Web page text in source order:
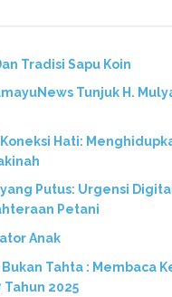
Tradisi Sapu Koin
Tunjuk H.
Hati:
Putus: Urgensi
Petani
Anak
Tahta : Membaca
2025